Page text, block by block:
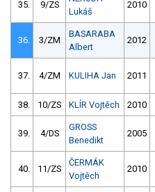
35. 9/ZS
Lukáš
2010
36. 3/ZM
BASARABA
Albert
2012
37. 4/ZM KULIHA Jan 2011
38. 10/ZS KLÍR Vojtěch 2010
39. 4/DS
GROSS
Benedikt
2005
40. 11/ZS
ČERMÁK
Vojtěch
2010